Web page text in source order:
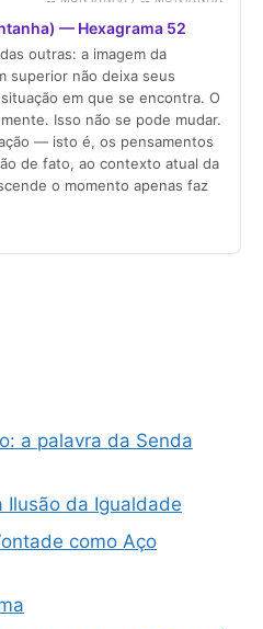
a palavra da Senda
Ilusão da Igualdade
como Aço